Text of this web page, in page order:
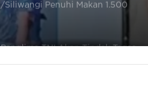
/Siliwangi Penuhi Makan 1.500
Warga Terdampak Banjir di Cibeber
Panglima TNI Akan Tindak Tegas